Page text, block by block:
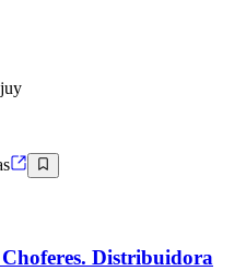
Choferes. Distribuidora